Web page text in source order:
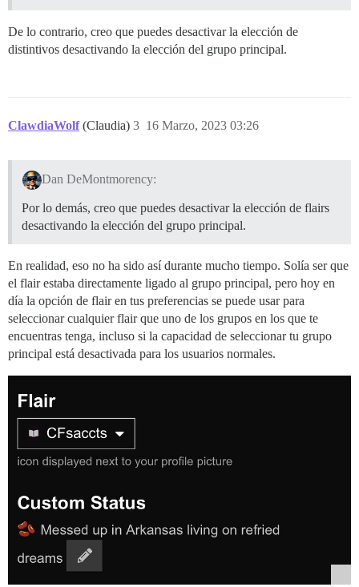
De lo contrario, creo que puedes desactivar la elección de
distintivos desactivando la elección del grupo principal.
ClawdiaWolf (Claudia) 16 Marzo, 2023 03:26
3
Dan DeMontmorency:
Por lo demás, creo que puedes desactivar la elección de flairs
desactivando la elección del grupo principal.
En realidad, eso no ha sido así durante mucho tiempo. Solía ser que
el flair estaba directamente ligado al grupo principal, pero hoy en
día la opción de flair en tus preferencias se puede usar para
seleccionar cualquier flair que uno de los grupos en los que te
encuentras tenga, incluso si la capacidad de seleccionar tu grupo
principal está desactivada para los usuarios normales.